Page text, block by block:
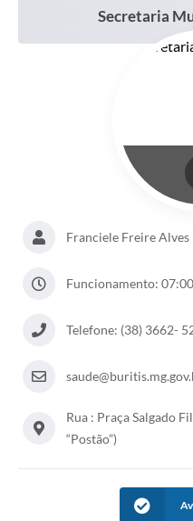
Secretaria
Franciele Freire Alves
Funcionamento:
Telefone: (38) 3662-
Rua : Praça Salgado
“Postão”)